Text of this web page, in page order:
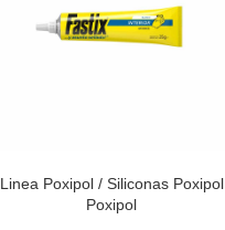
Linea Poxipol/ Siliconas Poxipol
Poxipol